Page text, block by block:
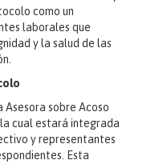
como un
laborales que
y la salud de las
sobre Acoso
la cual estará integrada
y representantes
Esta